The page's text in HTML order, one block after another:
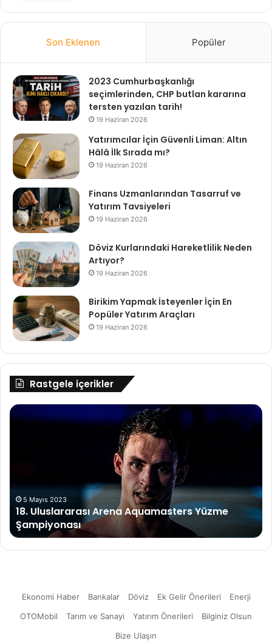
Son Eklenen Popüler
2023 Cumhurbaşkanlığı
seçimlerinden, CHP butlan kararına
tersten yazılan tarih!
19 Haziran 2026
Yatırımcılar İçin Güvenli Liman: Altın
Hâlâ İlk Sırada mı?
19 Haziran 2026
Finans Uzmanlarından Tasarruf ve
Yatırım Tavsiyeleri
19 Haziran 2026
Döviz Kurlarındaki Hareketlilik Neden
Artıyor?
19 Haziran 2026
Birikim Yapmak İsteyenler İçin En
Popüler Yatırım Araçları
19 Haziran 2026
Rastgele içerikler
18.
Uluslararası
5 Mayıs 2023
18. Uluslararası Arena Aquamasters Yüzme
Şampiyonası
ile
Ekonomi Haber Bankalar Döviz Ek Gelir Önerileri
Enerji
OTOMobil
Tarım ve Sanayi Yatırım Önerileri
Bilginiz Olsun
Bize Ulaşın